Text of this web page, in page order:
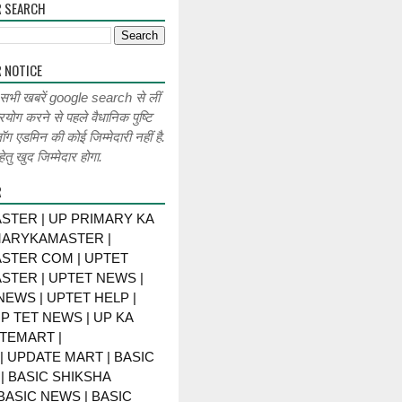
सभी खबरें google search से लीं
करने से पहले वैधानिक पुष्टि
की कोई जिम्मेदारी नहीं है.
खुद जिम्मेदार होगा.
| UP PRIMARY KA
|
COM | UPTET
| UPTET NEWS |
| UPTET HELP |
TET NEWS | UP KA
|
UPDATE MART | BASIC
BASIC SHIKSHA
NEWS | BASIC